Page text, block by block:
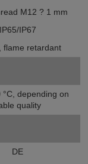
M12 ? 1 mm
IP65/IP67
flame retardant
°C, depending on
quality
DE